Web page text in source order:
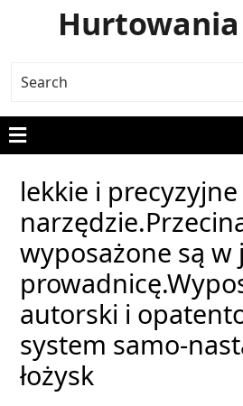
lekkie i precyzyjne
wyposażone są w
autorski i
system samo-
łożysk